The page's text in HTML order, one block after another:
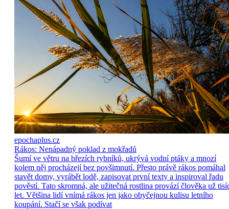
epochaplus.cz
Rákos: Nenápadný poklad z mokřadů
Šumí ve větru na březích rybníků, ukrývá vodní ptáky a mnozí
kolem něj procházejí bez povšimnutí. Přesto právě rákos pomáhal
stavět domy, vyrábět lodě, zapisovat první texty a inspiroval řadu
pověstí. Tato skromná, ale užitečná rostlina provází člověka už
let. Většina lidí vnímá rákos jen jako obyčejnou kulisu letního
koupání. Stačí se však podívat